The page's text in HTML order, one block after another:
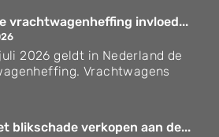
vrachtwagenheffing invloed...
2026 geldt in Nederland de
Vrachtwagens
blikschade verkopen aan de...